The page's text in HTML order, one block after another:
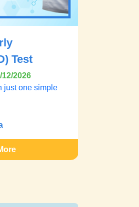
Test
2026
just one simple